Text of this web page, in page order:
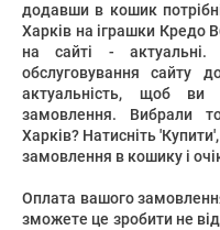
додавши в кошик
Харків на іграшки Кредо
на сайті -
обслуговування сайту
актуальність, щоб
замовлення. Вибрали
Харків? Натисніть
замовлення в кошику і
Оплата вашого
зможете це зробити не